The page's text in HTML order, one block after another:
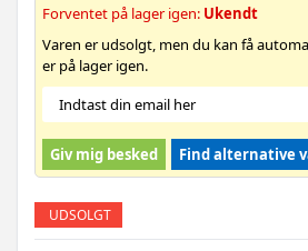
Forventet på lager igen: Ukendt
Varen er udsolgt, men du kan få
er på lager igen.
Giv mig besked Find alternative
UDSOLGT